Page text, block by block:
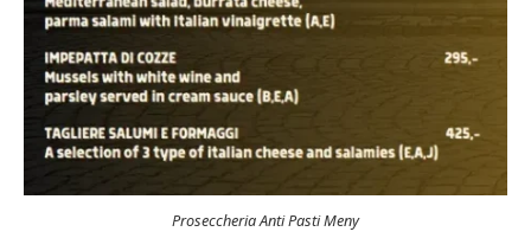
Proseccheria Anti Pasti Meny